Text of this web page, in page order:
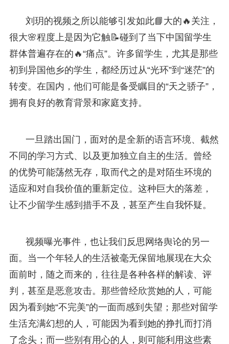
刘玥的视频之所以能够引发如此📘大的🔥关注，
很大🌸程度上是因为它触📝碰到了当下中国留学生
群体普遍存在的🔥“痛点”。许多留学生，尤其是那些
初到异国他乡的学生，都经历过从“光环”到“迷茫”的
转变。在国内，他们可能是备受瞩目的“天之骄子”，
拥有良好的教育背景和家庭支持。
一旦踏出国门，面对的是全新的语言环境、截然
不同的学习方式、以及更加独立自主的生活。曾经
的优势可能荡然无存，取而代之的是对陌生环境的
适应和对自我价值的重新定位。这种巨大的落差，
让不少留学生感到措手不及，甚至产生自我怀疑。
视频曝光事件，也让我们反思网络舆论的另一
面。当一个年轻人的生活被毫无保留地展现在大众
面前时，随之而来的，往往是各种各样的解读、评
判，甚至是恶意攻击。那些曾经欣赏她的人，可能
因为看到她“不完美”的一面而感到失望；那些对留学
生活充满幻想的人，可能因为看到她的挣扎而打消
了念头；而一些别有用心的人，则可能利用这些素